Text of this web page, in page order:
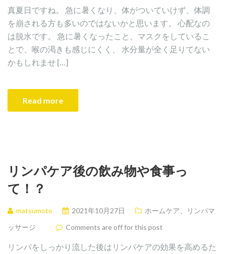
真夏日ですね。 急に暑くなり、体がついていけず、体調
を崩される方も多いのではないかと思います。 心配なの
は脱水です。 急に暑くなったこと、マスクをしているこ
とで、喉の渇きも感じにくく、 水分量が全く足りてない
かもしれませ […]
Read more
リンパケア後の飲み物や食事っ
て！？
matsumoto 2021年10月27日
ホームケア、リンパマ
ッサージ
Comments are off for this post
リンパをしっかり流した後はリンパケアの効果を高めるた